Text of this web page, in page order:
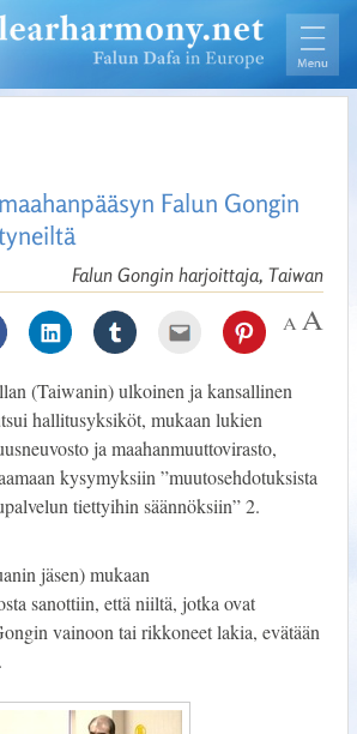
Falun Gongin
Falun Gongin harjoittaja, Taiwan
(Taiwanin) ulkoinen ja kansallinen
hallitusyksiköt, mukaan lukien
ja maahanmuuttovirasto,
kysymyksiin ”muutosehdotuksista
tiettyihin säännöksiin” 2.
jäsen) mukaan
sanottiin, että niiltä, jotka ovat
vainoon tai rikkoneet lakia, evätään